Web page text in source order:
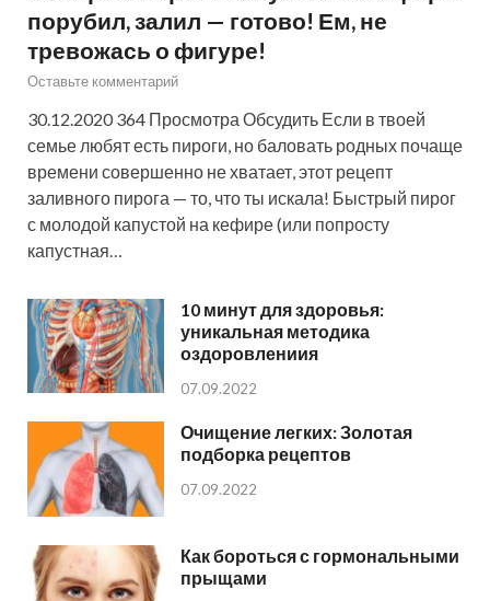
порубил, залил — готово! Ем, не
тревожась о фигуре!
Оставьте комментарий
30.12.2020 364 Просмотра Обсудить Если в твоей
семье любят есть пироги, но баловать родных почаще
времени совершенно не хватает, этот рецепт
заливного пирога — то, что ты искала! Быстрый пирог
с молодой капустой на кефире (или попросту
капустная…
10 минут для здоровья:
уникальная методика
оздоровлениия
07.09.2022
Очищение легких: Золотая
подборка рецептов
07.09.2022
Как бороться с гормональными
прыщами